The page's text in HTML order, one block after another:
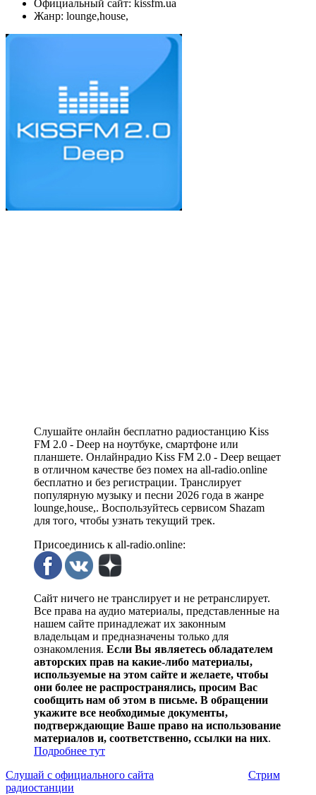
Официальный сайт: kissfm.ua
Жанр: lounge,house,
Слушайте онлайн бесплатно радиостанцию Kiss
FM 2.0 - Deep на ноутбуке, смартфоне или
планшете. Онлайнрадио Kiss FM 2.0 - Deep вещает
в отличном качестве без помех на all-radio.online
бесплатно и без регистрации. Транслирует
популярную музыку и песни 2026 года в жанре
lounge,house,. Воспользуйтесь сервисом Shazam
для того, чтобы узнать текущий трек.
Присоединись к all-radio.online:
Сайт ничего не транслирует и не ретранслирует.
Все права на аудио материалы, представленные на
нашем сайте принадлежат их законным
владельцам и предназначены только для
ознакомления. Если Вы являетесь обладателем
авторских прав на какие-либо материалы,
используемые на этом сайте и желаете, чтобы
они более не распространялись, просим Вас
сообщить нам об этом в письме. В обращении
укажите все необходимые документы,
подтверждающие Ваше право на использование
материалов и, соответственно, ссылки на них.
Подробнее тут
Слушай с официального сайта
Стрим
радиостанции